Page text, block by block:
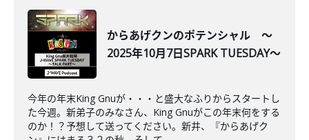
からあげクンのポテンシャル ～
2025年10月7日SPARK TUESDAY～
今年の年末King Gnuが・・・と盛大なふりからスタートし
た今週。新弟子のみなさん、King Gnuがこの年末何をする
のか！？予想して送ってください。新井、『からあげク